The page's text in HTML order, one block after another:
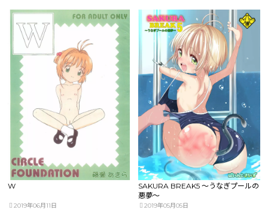
W
2019年06月11日
SAKURA BREAK5 ～うなぎプールの
悪夢～
2019年05月05日